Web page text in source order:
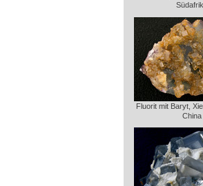
Fluorit mit Baryt,
China